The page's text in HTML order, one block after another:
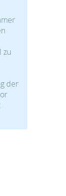
zu
der